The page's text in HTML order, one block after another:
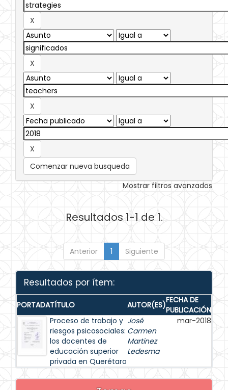
Comenzar nueva busqueda
Mostrar filtros avanzados
Resultados 1-1 de 1.
Anterior 1 Siguiente
Resultados por ítem:
PORTADATÍTULO AUTOR(ES)FECHA DE
PUBLICACIÓN
Proceso de trabajo y
riesgos psicosociales:
los docentes de
educación superior
privada en Querétaro
José
Carmen
Martinez
Ledesma
mar-2018